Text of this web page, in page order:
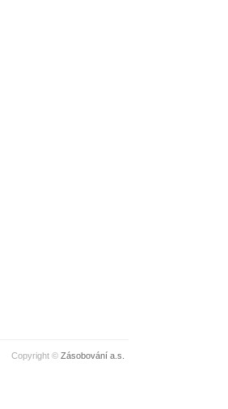
Copyright © Zásobování a.s.